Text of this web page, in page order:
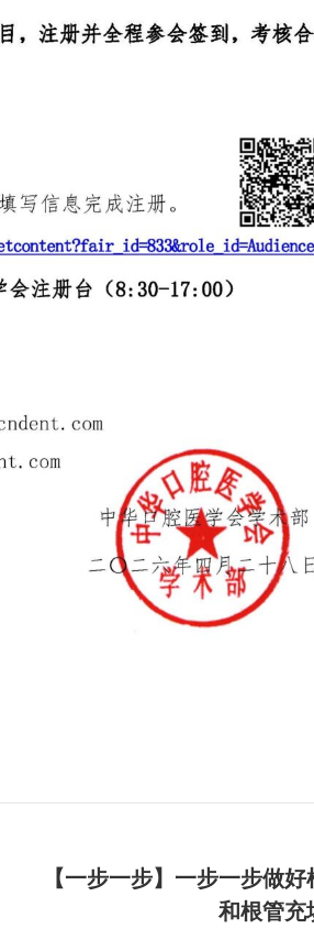
【一步一步】一步一步做
和根管充